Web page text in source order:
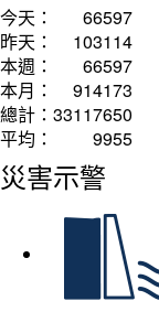
今天：
66597
昨天：
103114
本週：
66597
本月：
914173
總計： 33117650
平均：
9955
災害示警